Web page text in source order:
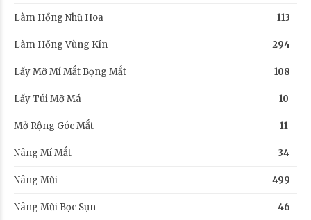
Làm Hồng Nhũ Hoa 113
Làm Hồng Vùng Kín 294
Lấy Mỡ Mí Mắt Bọng Mắt 108
Lấy Túi Mỡ Má 10
Mở Rộng Góc Mắt 11
Nâng Mí Mắt 34
Nâng Mũi 499
Nâng Mũi Bọc Sụn 46